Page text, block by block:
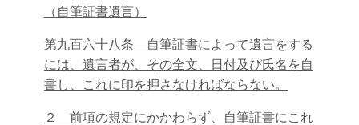
（自筆証書遺言）
第九百六十八条 自筆証書によって遺言をする
には、遺言者が、その全文、日付及び氏名を自
書し、これに印を押さなければならない。
２ 前項の規定にかかわらず、自筆証書にこれ